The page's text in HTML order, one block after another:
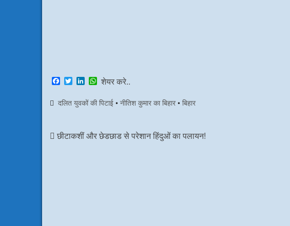
F
a
c
e
o
k
T
w
t
L
n
k
n
W
a
t
p
p
शेयर करे..
दलित युवकों की पिटाई •नीतिश कुमार का बिहार •बिहार
छीटाकशीं और छेडछाड से परेशान हिंदुओं का पलायन!